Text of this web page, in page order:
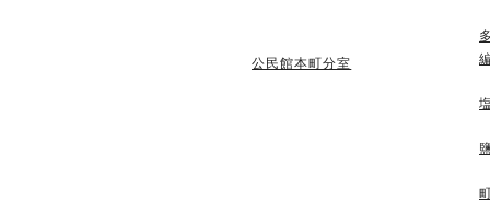
公民館本町分室